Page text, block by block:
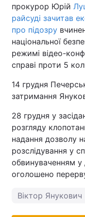
прокурор Юрій
райсуді зачитав
про підозру
національної
режимі відео-
справі проти 5
14 грудня
затримання
28 грудня у
розгляду
надання дозволу
розслідування у
обвинуваченням у
оголошено
Віктор Янукович